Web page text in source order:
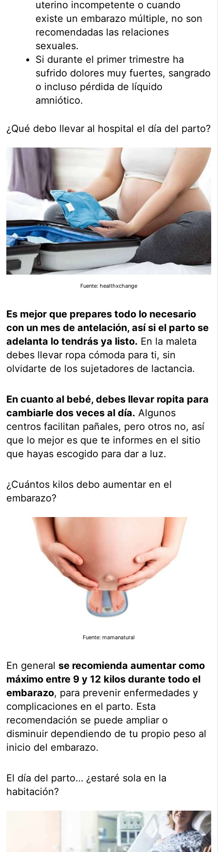
uterino incompetente o cuando
existe un embarazo múltiple, no son
recomendadas las relaciones
sexuales.
Si durante el primer trimestre ha
sufrido dolores muy fuertes, sangrado
o incluso pérdida de líquido
amniótico.
¿Qué debo llevar al hospital el día del parto?
Fuente: healthxchange
Es mejor que prepares todo lo necesario
con un mes de antelación, así si el parto se
adelanta lo tendrás ya listo. En la maleta
debes llevar ropa cómoda para ti, sin
olvidarte de los sujetadores de lactancia.
En cuanto al bebé, debes llevar ropita para
cambiarle dos veces al día. Algunos
centros facilitan pañales, pero otros no, así
que lo mejor es que te informes en el sitio
que hayas escogido para dar a luz.
¿Cuántos kilos debo aumentar en el
embarazo?
Fuente: mamanatural
En general se recomienda aumentar como
máximo entre 9 y 12 kilos durante todo el
embarazo, para prevenir enfermedades y
complicaciones en el parto. Esta
recomendación se puede ampliar o
disminuir dependiendo de tu propio peso al
inicio del embarazo.
El día del parto… ¿estaré sola en la
habitación?